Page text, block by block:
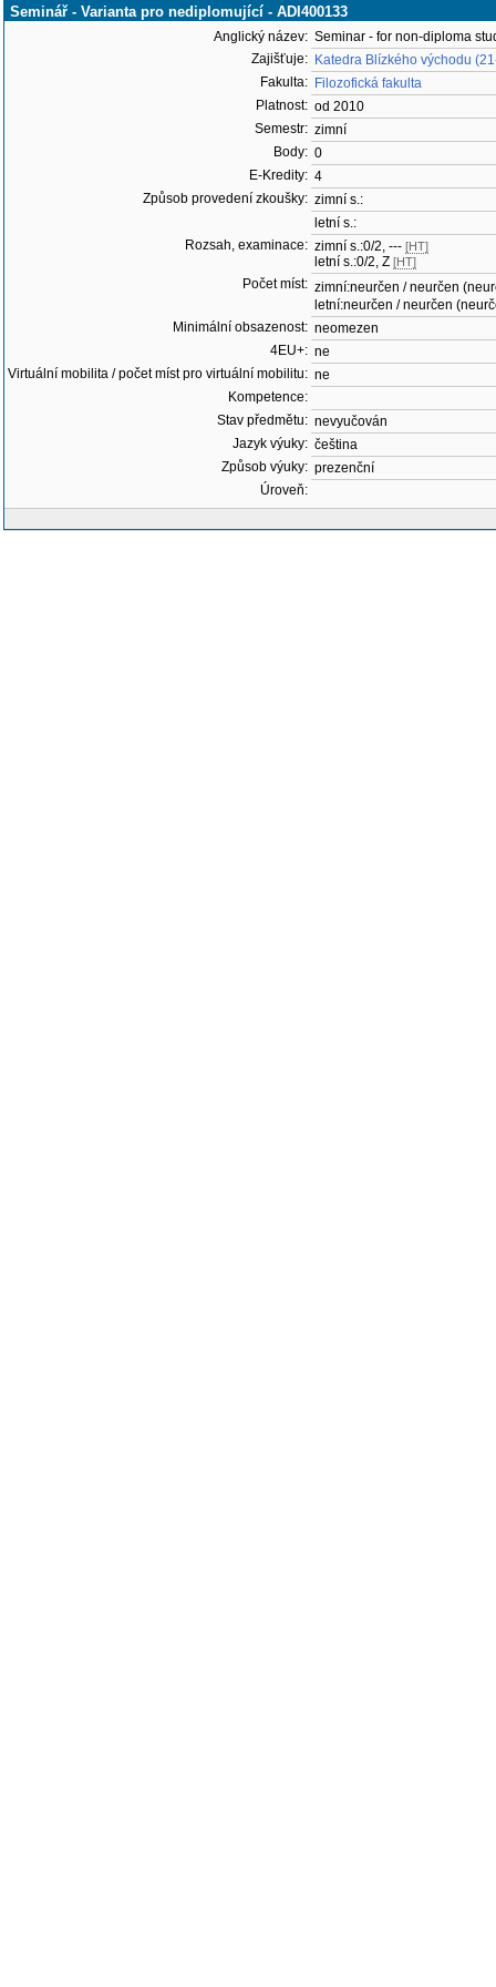
Seminář - Varianta pro nediplomující - ADI400133
Anglický název: Seminar - for non-diploma
Zajišťuje: Katedra Blízkého východu
Fakulta: Filozofická fakulta
Platnost: od 2010
Semestr: zimní
Body: 0
E-Kredity: 4
Způsob provedení zkoušky: zimní s.:
letní s.:
Rozsah, examinace: zimní s.:0/2, --- [HT]
letní s.:0/2, Z [HT]
Počet míst: zimní:neurčen / neurčen
letní:neurčen / neurčen
Minimální obsazenost: neomezen
4EU+: ne
Virtuální mobilita / počet míst pro virtuální mobilitu: ne
Kompetence:
Stav předmětu: nevyučován
Jazyk výuky: čeština
Způsob výuky: prezenční
Úroveň: